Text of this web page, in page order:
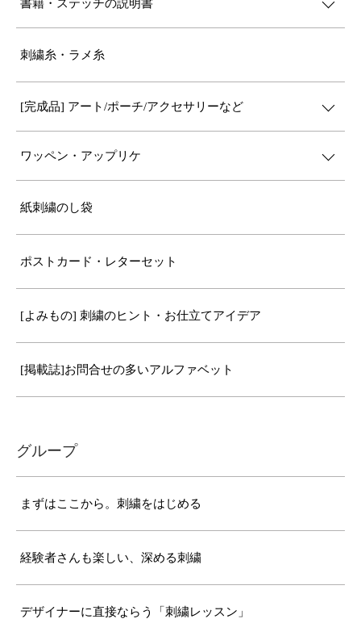
書籍・ステッチの説明書
刺繍糸・ラメ糸
[完成品] アート/ポーチ/アクセサリーなど
ワッペン・アップリケ
紙刺繍のし袋
ポストカード・レターセット
[よみもの] 刺繍のヒント・お仕立てアイデア
[掲載誌]お問合せの多いアルファベット
グループ
まずはここから。刺繍をはじめる
経験者さんも楽しい、深める刺繍
デザイナーに直接ならう「刺繍レッスン」